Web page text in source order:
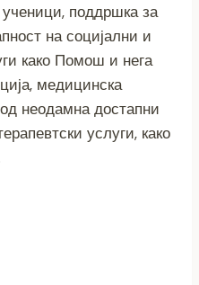
поддршка за
на социјални и
како Помош и нега
медицинска
неодамна достапни
услуги, како